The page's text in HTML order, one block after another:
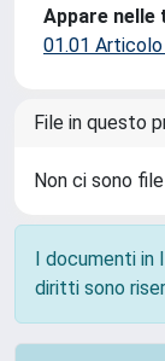
Appare nelle
01.01
File in questo
Non ci sono
I documenti in
diritti sono